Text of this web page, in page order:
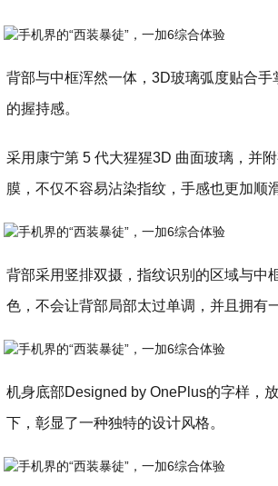
背部与中框浑然一体，3D玻璃弧度贴合手
的握持感。
采用康宁第 5 代大猩猩3D 曲面玻璃，并
膜，不仅不容易沾染指纹，手感也更加顺
背部采用竖排双摄，指纹识别的区域与中
色，不会让背部局部太过单调，并且拥有
机身底部Designed by OnePlus的字样，
下，彰显了一种独特的设计风格。